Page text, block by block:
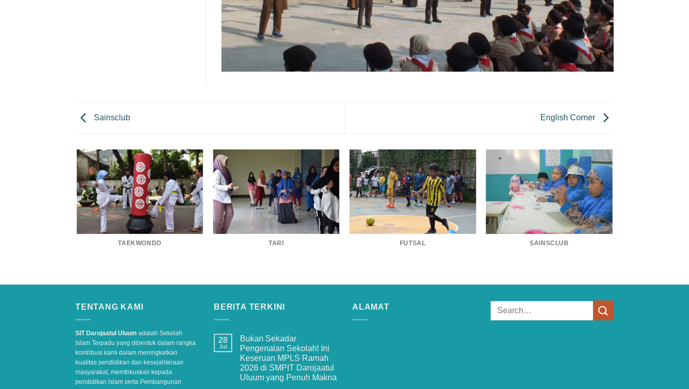
Sainsclub English Corner
TAEKWONDO TARI FUTSAL
SAINSCLUB
TENTANG KAMI
SIT Darojaatul Uluum adalah Sekolah
Islam Terpadu yang dibentuk dalam rangka
kontribusi kami dalam meningkatkan
kualitas pendidikan dan kesejahteraan
masyarakat, memfokuskan kepada
pendidikan islam serta Pembangunan
BERITA TERKINI
28
Jul
Bukan Sekadar
Pengenalan Sekolah! Ini
Keseruan MPLS Ramah
2026 di SMPIT Darojaatul
Uluum yang Penuh Makna
ALAMAT